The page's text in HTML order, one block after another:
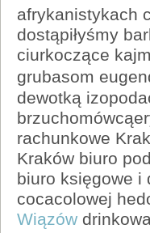
afrykanistykach
dostąpiłyśmy
ciurkoczące
grubasom
dewotką
rachunkowe
Kraków biuro
biuro księgowe i
cocacolowej
Wiązów